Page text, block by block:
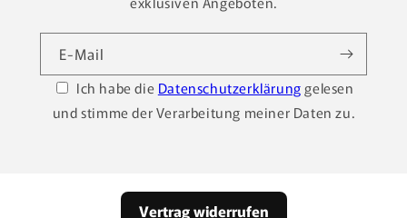
E-Mail
Ich habe die Datenschutzerklärunggelesen
und stimme der Verarbeitung meiner Daten zu.
Vertrag widerrufen